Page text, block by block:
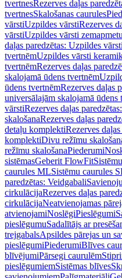
tvertnesRezerves daļas
tvertnesSkalošanas caurules
vārstiUzpildes vārstiRezerves
vārstiUzpildes vārsti
daļas paredzētas: Uzpildes
tvertnēmUzpildes vārsti
tvertnēmRezerves daļas
skalojamā ūdens tvertnēm
ūdens tvertnēmRezerves daļas
universālajām skalojamā ūdens
vārstiRezerves daļas
skalošanaRezerves daļas
detaļu komplektiRezerves
komplektiDivu režīmu
režīmu skalošanaPiederumi
sistēmasGeberit FlowFit
caurules MLSistēmu caurules
paredzētas: Veidgabali
cirkulācijaRezerves daļas
cirkulācijaNeatvienojamas
atvienojamiNoslēgiPieslēgumi
pieslēgumuSadalītājs ar
trejgabalsApsildes pārejas un
pieslēgumiPiederumiBlīves
blīvējumiPārsegi caurulēm
pieslēgumiemSistēmas blīves